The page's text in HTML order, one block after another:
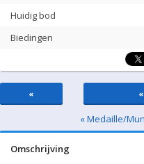
Huidig bod
Biedingen
«
« Medaille/
Omschrijving